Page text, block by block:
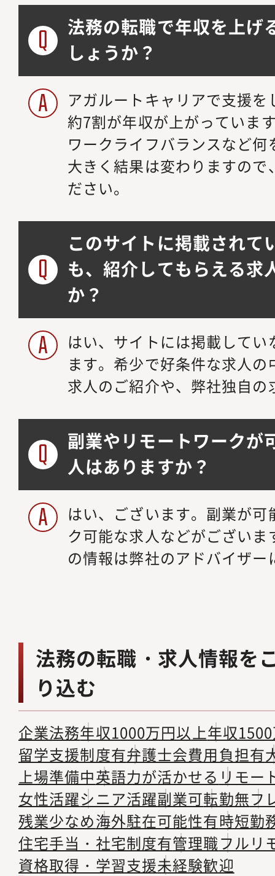
法務の転職で年収を上げ
しょうか？
アガルートキャリアで支援
約7割が年収が上がっていま
ワークライフバランスなど
大きく結果は変わりますの
ださい。
このサイトに掲載されて
も、紹介してもらえる求
か？
はい、サイトには掲載して
ます。希少で好条件な求人
求人のご紹介や、弊社独自
副業やリモートワークが
人はありますか？
はい、ございます。副業が
ク可能な求人などがござい
の情報は弊社のアドバイザ
法務の転職・求人情報を
り込む
企業法務年収1000万円以上年収
留学支援制度有弁護士会費用負担有
上場準備中英語力が活かせる リモー
女性活躍シニア活躍副業可転勤無フ
残業少なめ海外駐在可能性有時短勤
住宅手当・社宅制度有管理職フルリ
資格取得・学習支援未経験歓迎